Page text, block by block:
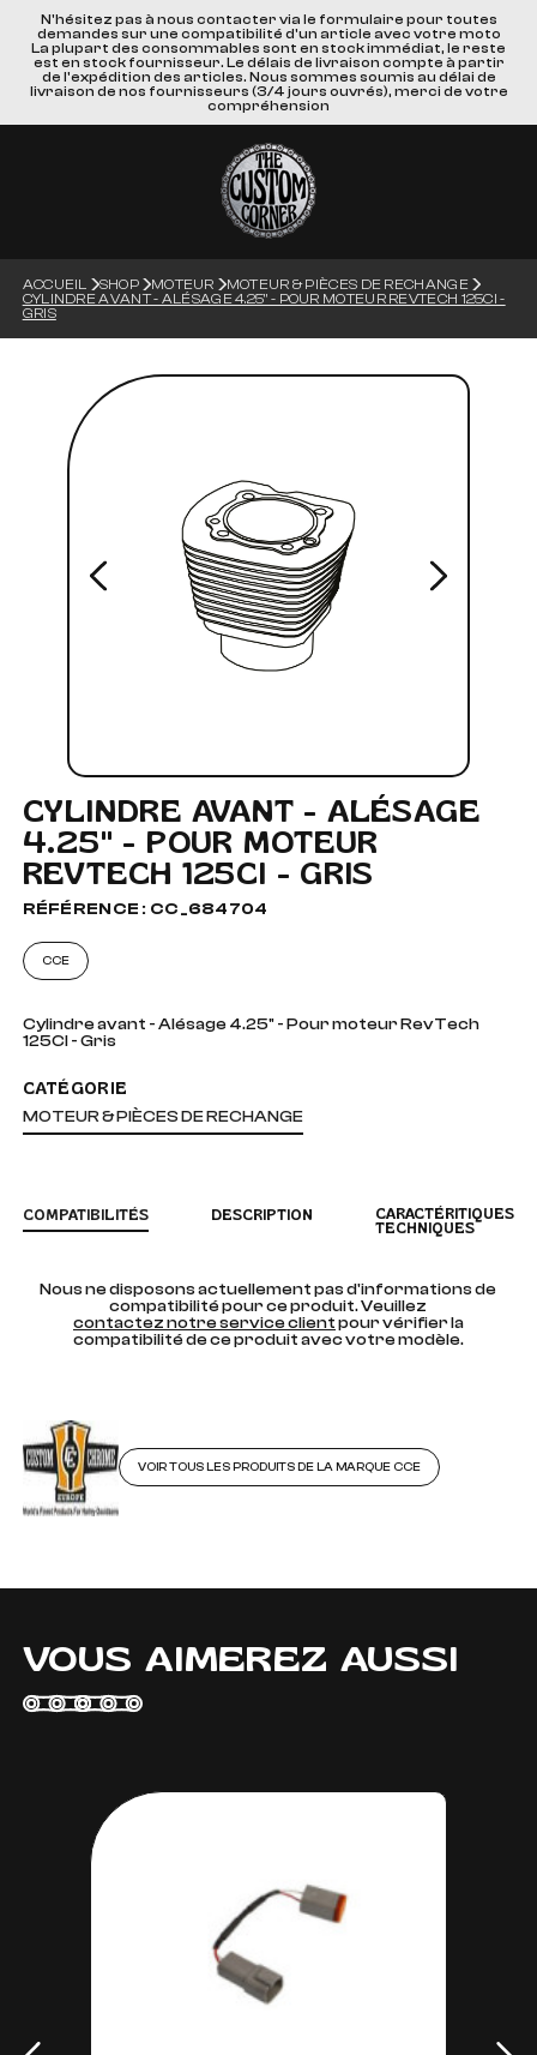
N'hésitez pas à nous contacter via le formulaire pour toutes
demandes sur une compatibilité d'un article avec votre moto
La plupart des consommables sont en stock immédiat, le reste
est en stock fournisseur. Le délais de livraison compte à partir
de l'expédition des articles. Nous sommes soumis au délai de
livraison de nos fournisseurs (3/4 jours ouvrés), merci de votre
compréhension
ACCUEIL SHOP MOTEUR
MOTEUR & PIÈCES DE RECHANGE
CYLINDRE AVANT - ALÉSAGE 4.25" - POUR MOTEUR REVTECH 125CI -
GRIS
CYLINDRE AVANT - ALÉSAGE
4.25" - POUR MOTEUR
REVTECH 125CI - GRIS
RÉFÉRENCE : CC_684704
CCE
Cylindre avant - Alésage 4.25" - Pour moteur RevTech
125CI - Gris
CATÉGORIE
MOTEUR & PIÈCES DE RECHANGE
COMPATIBILITÉS DESCRIPTION
CARACTÉRITIQUES
TECHNIQUES
Nous ne disposons actuellement pas d'informations de
compatibilité pour ce produit. Veuillez
contactez notre service clientpour vérifier la
compatibilité de ce produit avec votre modèle.
VOIR TOUS LES PRODUITS DE LA MARQUE CCE
VOUS AIMEREZ AUSSI